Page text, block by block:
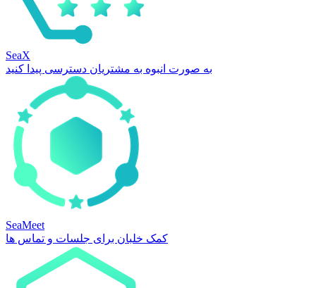
SeaX
به صورت انبوه به مشتریان دسترسی پیدا کنید
SeaMeet
کمک خلبان برای جلسات و تماس ها